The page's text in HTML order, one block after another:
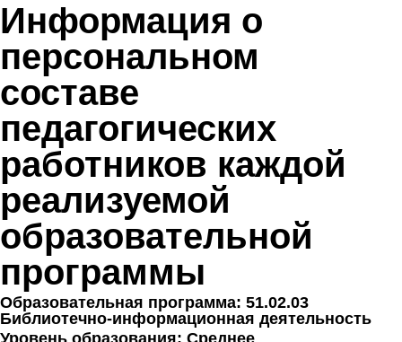
Информация о
персональном
составе
педагогических
работников каждой
реализуемой
образовательной
программы
Образовательная программа: 51.02.03
Библиотечно-информационная деятельность